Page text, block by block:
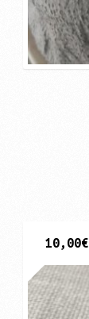
10,00€